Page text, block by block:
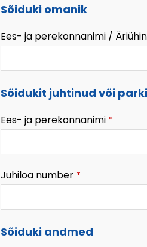
Sõiduki omanik
Ees- ja perekonnanimi /
Sõidukit juhtinud või
Ees- ja perekonnanimi *
Juhiloa number *
Sõiduki andmed